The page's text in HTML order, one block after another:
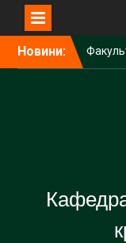
Новини:
Старт